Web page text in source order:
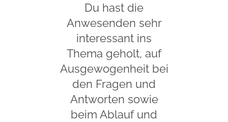
Du hast die
Anwesenden sehr
interessant ins
Thema geholt, auf
Ausgewogenheit bei
den Fragen und
Antworten sowie
beim Ablauf und